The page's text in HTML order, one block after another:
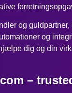
og
og
dig og din
–